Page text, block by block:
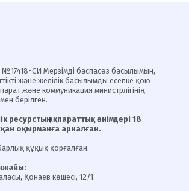
СИ Мерзімді баспасөз басылымын,
және желілік басылымды есепке қою
және коммуникация министрлігінің
берілген.
ресурстың ақпараттық өнімдері 18
оқырманға арналған.
құқық қорғалған.
Қонаев көшесі, 12/1.